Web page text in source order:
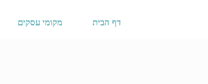
דף הבית מקומי עסקים